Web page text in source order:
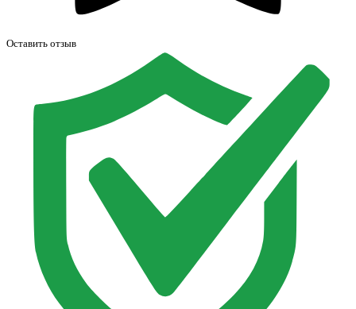
Оставить отзыв